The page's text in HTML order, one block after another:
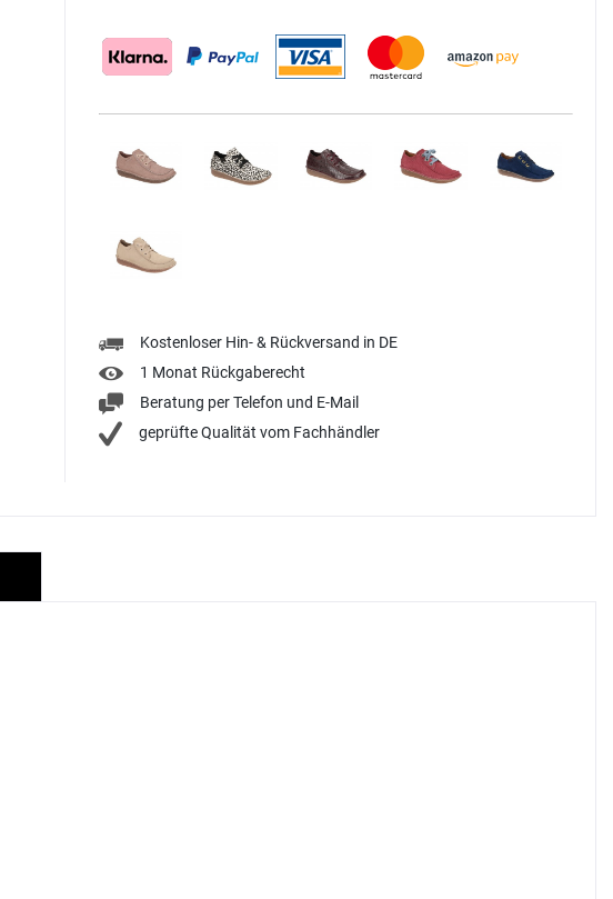
Kostenloser Hin- & Rückversand in DE
1 Monat Rückgaberecht
Beratung per Telefon und E-Mail
geprüfte Qualität vom Fachhändler